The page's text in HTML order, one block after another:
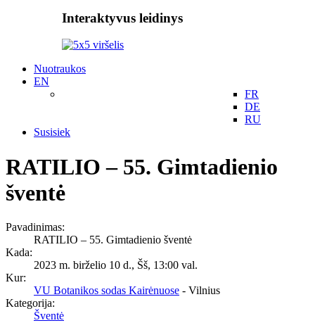
Interaktyvus leidinys
Nuotraukos
EN
FR
DE
RU
Susisiek
RATILIO – 55. Gimtadienio
šventė
Pavadinimas:
RATILIO – 55. Gimtadienio šventė
Kada:
2023 m. birželio 10 d., Šš, 13:00 val.
Kur:
VU Botanikos sodas Kairėnuose - Vilnius
Kategorija:
Šventė